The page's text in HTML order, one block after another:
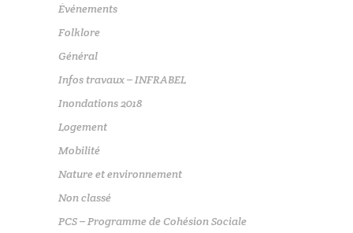
Événements
Folklore
Général
Infos travaux – INFRABEL
Inondations 2018
Logement
Mobilité
Nature et environnement
Non classé
PCS – Programme de Cohésion Sociale